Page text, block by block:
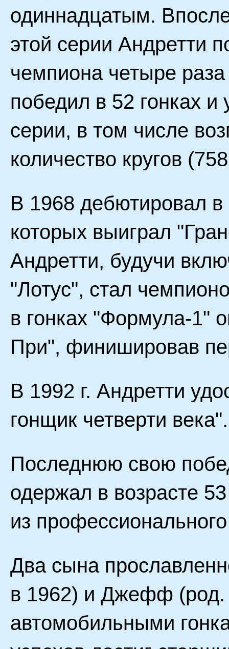
одиннадцатым.
этой серии Андретти
чемпиона четыре
победил в 52 гонках и
серии, в том числе
количество кругов
В 1968 дебютировал
которых выиграл
Андретти, будучи
"Лотус", стал
в гонках "Формула-1"
При", финишировав
В 1992 г. Андретти
гонщик четверти века".
Последнюю свою
одержал в возрасте
из
Два сына
в 1962) и Джефф (род.
автомобильными